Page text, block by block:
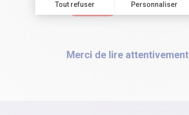
Envoyer
Merci de lire attentivement